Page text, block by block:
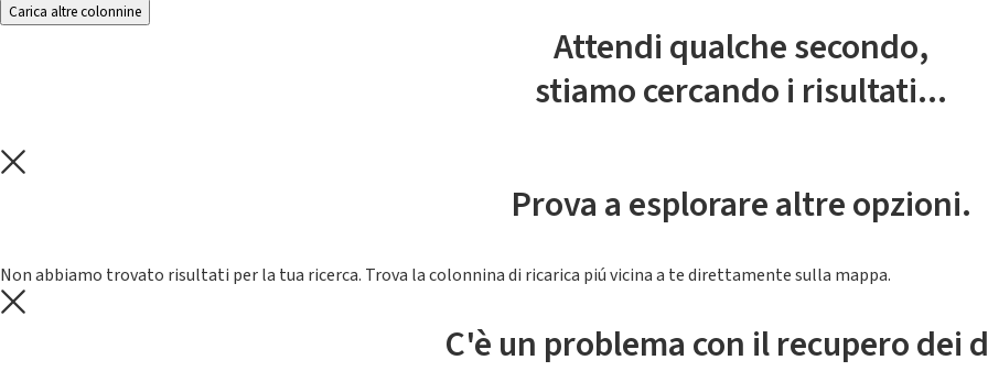
Carica altre colonnine
Attendi qualche secondo,
stiamo cercando i risultati...
Prova a esplorare altre opzioni.
Non abbiamo trovato risultati per la tua ricerca. Trova la colonnina di ricarica piú vicina a te direttamente sulla mappa.
C'è un problema con il recupero dei